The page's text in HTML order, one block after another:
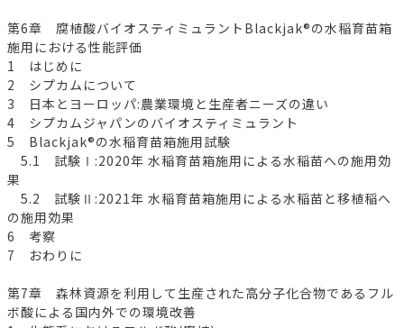
第6章 腐植酸バイオスティミュラントBlackjak®の水稲育苗箱
施用における性能評価
1 はじめに
2 シプカムについて
3 日本とヨーロッパ:農業環境と生産者ニーズの違い
4 シプカムジャパンのバイオスティミュラント
5 Blackjak®の水稲育苗箱施用試験
5.1 試験Ⅰ:2020年 水稲育苗箱施用による水稲苗への施用効
果
5.2 試験Ⅱ:2021年 水稲育苗箱施用による水稲苗と移植稲へ
の施用効果
6 考察
7 おわりに
第7章 森林資源を利用して生産された高分子化合物であるフル
ボ酸による国内外での環境改善